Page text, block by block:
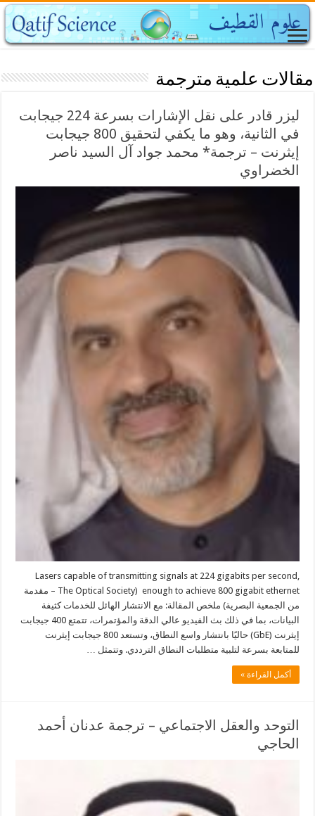
مقالات علمية مترجمة
ليزر قادر على نقل الإشارات بسرعة 224 جيجابت
في الثانية، وهو ما يكفي لتحقيق 800 جيجابت
إيثرنت – ترجمة* محمد جواد آل السيد ناصر
الخضراوي
Lasers capable of transmitting signals at 224 gigabits per second,
enough to achieve 800 gigabit ethernet (The Optical Society – مقدمة
من الجمعية البصرية) ملخص المقالة: مع الانتشار الهائل للخدمات كثيفة
البيانات، بما في ذلك بث الفيديو عالي الدقة والمؤتمرات، تتمتع 400 جيجابت
إيثرنت (GbE) حاليًا بانتشار واسع النطاق، وتستعد 800 جيجابت إيثرنت
للمتابعة بسرعة لتلبية متطلبات النطاق الترددي. وتتمثل …
أكمل القراءة »
التوحد والعقل الاجتماعي – ترجمة عدنان أحمد
الحاجي